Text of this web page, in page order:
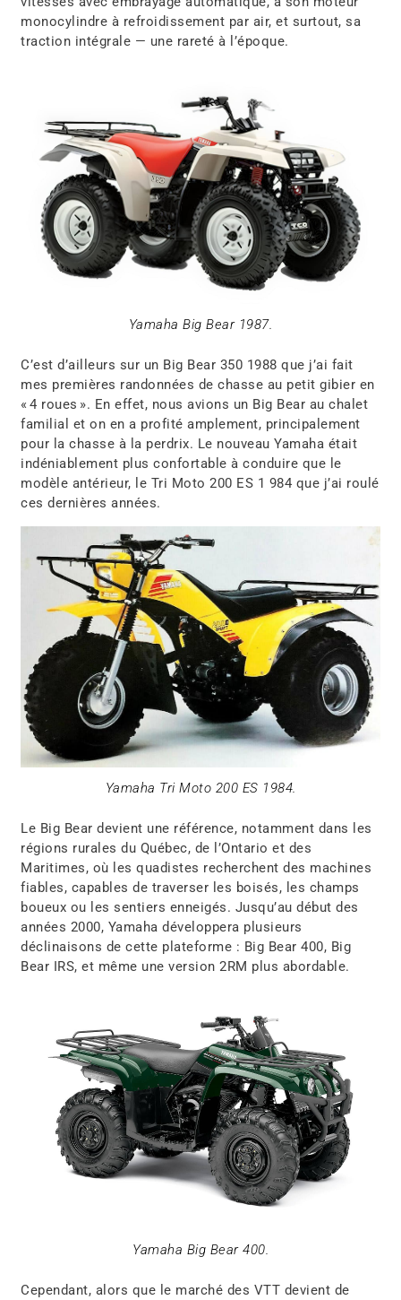
monocylindre à refroidissement par air, et surtout, sa
traction intégrale — une rareté à l’époque.
Yamaha Big Bear 1987.
C’est d’ailleurs sur un Big Bear 350 1988 que j’ai fait
mes premières randonnées de chasse au petit gibier en
« 4 roues ». En effet, nous avions un Big Bear au chalet
familial et on en a profité amplement, principalement
pour la chasse à la perdrix. Le nouveau Yamaha était
indéniablement plus confortable à conduire que le
modèle antérieur, le Tri Moto 200 ES 1 984 que j’ai roulé
ces dernières années.
Yamaha Tri Moto 200 ES 1984.
Le Big Bear devient une référence, notamment dans les
régions rurales du Québec, de l’Ontario et des
Maritimes, où les quadistes recherchent des machines
fiables, capables de traverser les boisés, les champs
boueux ou les sentiers enneigés. Jusqu’au début des
années 2000, Yamaha développera plusieurs
déclinaisons de cette plateforme : Big Bear 400, Big
Bear IRS, et même une version 2RM plus abordable.
Yamaha Big Bear 400.
Cependant, alors que le marché des VTT devient de